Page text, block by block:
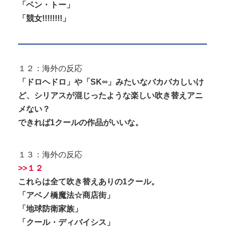
「ベン・トー」
「競女!!!!!!!!」
１２：海外の反応
「ドロヘドロ」や「SK∞」みたいなバカバカしいけ
ど、シリアスが混じったような楽しい吹き替えアニ
メない？
できれば1クールの作品がいいな。
１３：海外の反応
>>１２
これらは全て吹き替えありの1クール。
「アベノ橋魔法☆商店街」
「地球防衛家族」
「クール・ディバイシス」